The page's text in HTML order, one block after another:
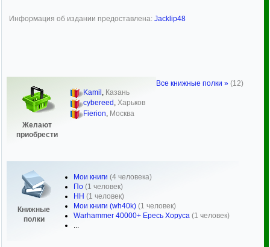
Информация об издании предоставлена: Jacklip48
Желают
приобрести
Kamil , Казань
cybereed , Харьков
Fierion Москва
Книжные
полки
Мои книги (4 человека)
По (1 человек)
HH (1 человек)
Мои книги (wh40k) (1 человек)
Warhammer 40000+ Ересь Хоруса (1 человек)
...
Все книжные полки » (12)